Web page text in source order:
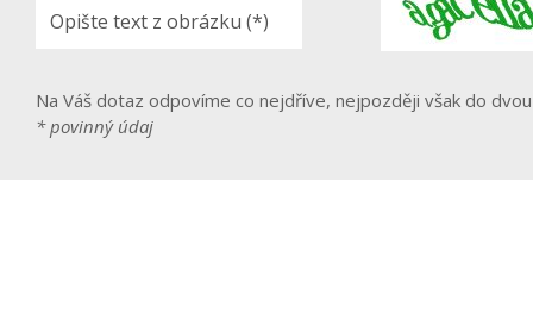
Na Váš dotaz odpovíme co nejdříve, nejpozději však do
* povinný údaj